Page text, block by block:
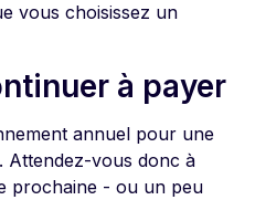
vous choisissez un
à payer
annuel pour une
Attendez-vous donc à
prochaine - ou un peu